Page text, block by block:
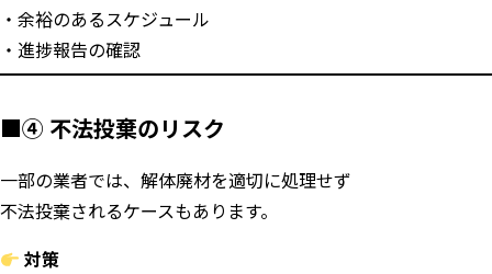
余裕のあるスケジュール
進捗報告の確認
■④ 不法投棄のリスク
一部の業者では、解体廃材を適切に処理せず
不法投棄されるケースもあります。
対策